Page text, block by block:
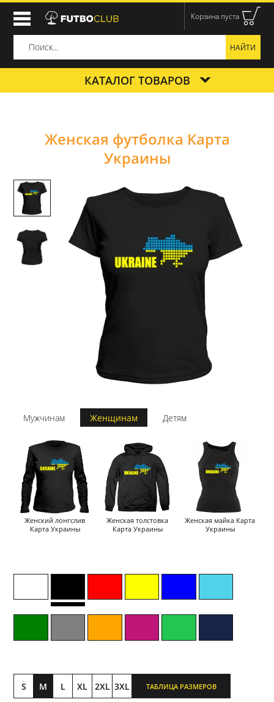
Корзина пуста
КАТАЛОГ ТОВАРОВ
Женская футболка Карта
Украины
Мужчинам Женщинам Детям
Женский лонгслив
Карта Украины
Женская толстовка
Карта Украины
Женская майка Карта
Украины
S M L XL 2XL 3XL ТАБЛИЦА РАЗМЕРОВ